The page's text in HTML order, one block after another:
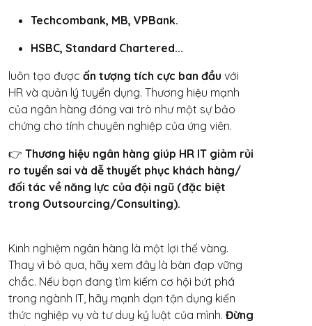
Techcombank, MB, VPBank.
HSBC, Standard Chartered...
luôn tạo được ấn tượng tích cực ban đầu với
HR và quản lý tuyển dụng. Thương hiệu mạnh
của ngân hàng đóng vai trò như một sự bảo
chứng cho tính chuyên nghiệp của ứng viên.
👉 Thương hiệu ngân hàng giúp HR IT giảm rủi
ro tuyển sai và dễ thuyết phục khách hàng/
đối tác về năng lực của đội ngũ (đặc biệt
trong Outsourcing/Consulting).
Kinh nghiệm ngân hàng là một lợi thế vàng.
Thay vì bỏ qua, hãy xem đây là bàn đạp vững
chắc. Nếu bạn đang tìm kiếm cơ hội bứt phá
trong ngành IT, hãy mạnh dạn tận dụng kiến
thức nghiệp vụ và tư duy kỷ luật của mình. Đừng